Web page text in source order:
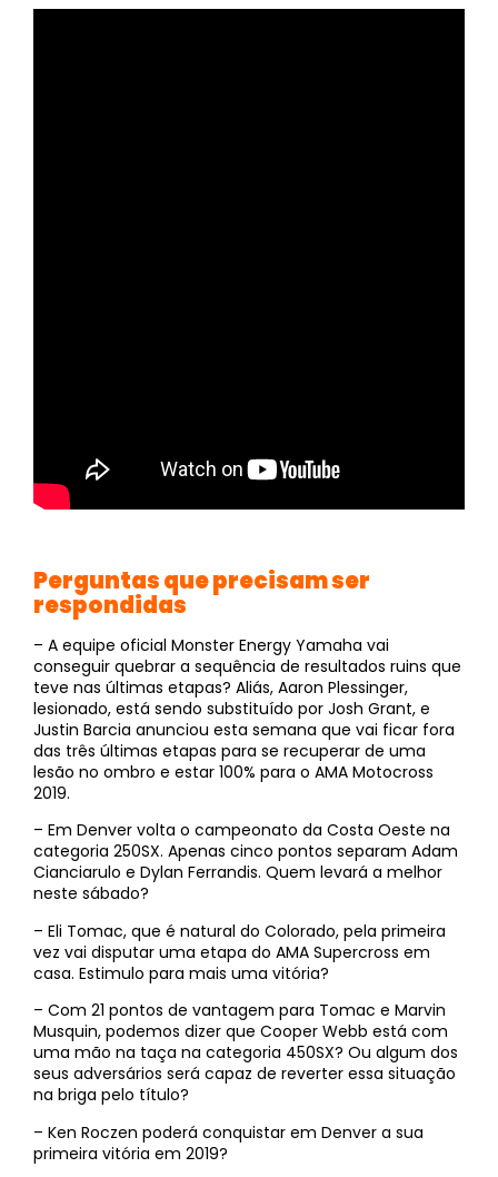
Perguntas que precisam ser
respondidas
– A equipe oficial Monster Energy Yamaha vai
conseguir quebrar a sequência de resultados ruins que
teve nas últimas etapas? Aliás, Aaron Plessinger,
lesionado, está sendo substituído por Josh Grant, e
Justin Barcia anunciou esta semana que vai ficar fora
das três últimas etapas para se recuperar de uma
lesão no ombro e estar 100% para o AMA Motocross
2019.
– Em Denver volta o campeonato da Costa Oeste na
categoria 250SX. Apenas cinco pontos separam Adam
Cianciarulo e Dylan Ferrandis. Quem levará a melhor
neste sábado?
– Eli Tomac, que é natural do Colorado, pela primeira
vez vai disputar uma etapa do AMA Supercross em
casa. Estimulo para mais uma vitória?
– Com 21 pontos de vantagem para Tomac e Marvin
Musquin, podemos dizer que Cooper Webb está com
uma mão na taça na categoria 450SX? Ou algum dos
seus adversários será capaz de reverter essa situação
na briga pelo título?
– Ken Roczen poderá conquistar em Denver a sua
primeira vitória em 2019?